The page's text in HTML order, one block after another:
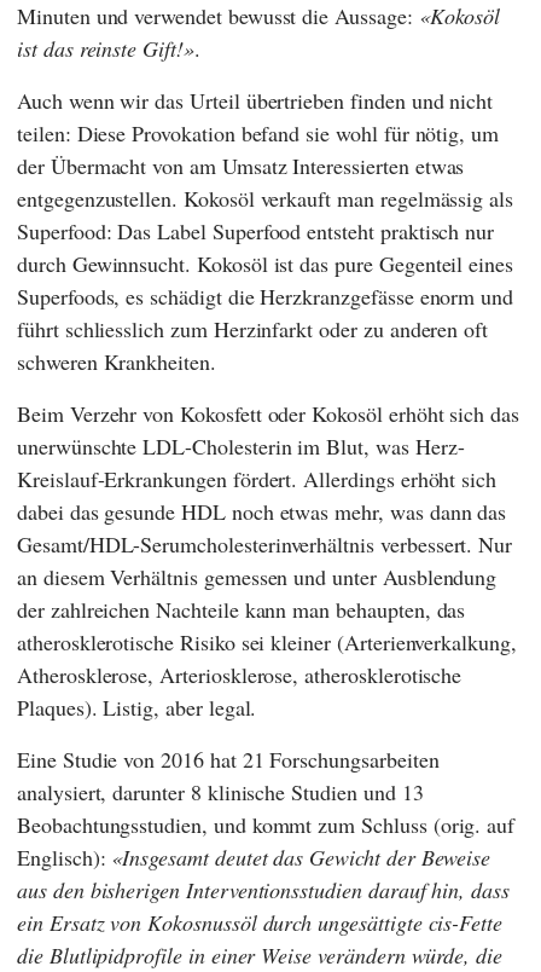
Minuten und verwendet bewusst die Aussage:
Kokosöl
ist das reinste Gift! .
Auch wenn wir das Urteil übertrieben finden und nicht
teilen: Diese Provokation befand sie wohl für nötig, um
der Übermacht von am Umsatz Interessierten etwas
entgegenzustellen. Kokosöl verkauft man regelmässig als
Superfood: Das Label Superfood entsteht praktisch nur
durch Gewinnsucht. Kokosöl ist das pure Gegenteil eines
Superfoods, es schädigt die Herzkranzgefässe enorm und
führt schliesslich zum Herzinfarkt oder zu anderen oft
schweren Krankheiten.
Beim Verzehr von Kokosfett oder Kokosöl erhöht sich das
unerwünschte LDL-Cholesterin im Blut, was Herz-
Kreislauf-Erkrankungen fördert. Allerdings erhöht sich
dabei das gesunde HDL noch etwas mehr, was dann das
Gesamt/HDL-Serumcholesterinverhältnis verbessert. Nur
an diesem Verhältnis gemessen und unter Ausblendung
der zahlreichen Nachteile kann man behaupten, das
atherosklerotische Risiko sei kleiner (Arterienverkalkung,
Atherosklerose, Arteriosklerose, atherosklerotische
Plaques). Listig, aber legal.
Eine Studie von 2016 hat 21 Forschungsarbeiten
analysiert, darunter 8 klinische Studien und 13
Beobachtungsstudien, und kommt zum Schluss (orig. auf
Englisch): Insgesamt deutet das Gewicht der Beweise
aus den bisherigen Interventionsstudien darauf hin, dass
ein Ersatz von Kokosnussöl durch ungesättigte cis-Fette
die Blutlipidprofile in einer Weise verändern würde, die